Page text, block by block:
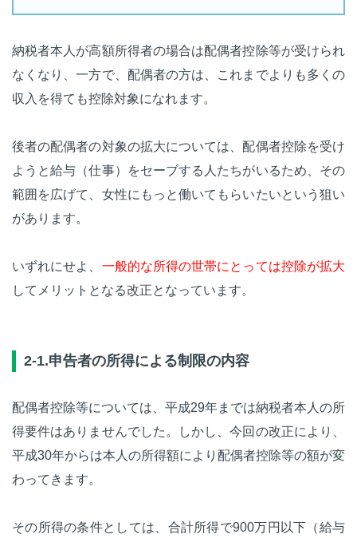
納税者本人が高額所得者の場合は配偶者控除等が受けられ
なくなり、一方で、配偶者の方は、これまでよりも多くの
収入を得ても控除対象になれます。
後者の配偶者の対象の拡大については、配偶者控除を受け
ようと給与（仕事）をセーブする人たちがいるため、その
範囲を広げて、女性にもっと働いてもらいたいという狙い
があります。
いずれにせよ、 一般的な所得の世帯にとっては控除が拡大
してメリットとなる改正となっています。
2-1.申告者の所得による制限の内容
配偶者控除等については、平成29年までは納税者本人の所
得要件はありませんでした。しかし、今回の改正により、
平成30年からは本人の所得額により配偶者控除等の額が変
わってきます。
その所得の条件としては、合計所得で900万円以下（給与